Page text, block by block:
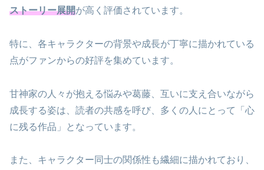
ストーリー展開が高く評価されています。
特に、各キャラクターの背景や成長が丁寧に描かれている
点がファンからの好評を集めています。
甘神家の人々が抱える悩みや葛藤、互いに支え合いながら
成長する姿は、読者の共感を呼び、多くの人にとって「心
に残る作品」となっています。
また、キャラクター同士の関係性も繊細に描かれており、